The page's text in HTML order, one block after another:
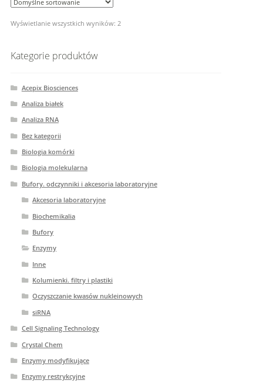
Wyświetlanie wszystkich wyników: 2
Kategorie produktów
Acepix Biosciences
Analiza białek
Analiza RNA
Bez kategorii
Biologia komórki
Biologia molekularna
Bufory. odczynniki i akcesoria laboratoryjne
Akcesoria laboratoryjne
Biochemikalia
Bufory
Enzymy
Inne
Kolumienki. filtry i plastiki
Oczyszczanie kwasów nukleinowych
siRNA
Cell Signaling Technology
Crystal Chem
Enzymy modyfikujące
Enzymy restrykcyjne